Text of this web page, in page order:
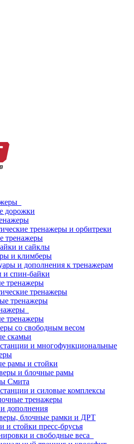
дорожки
тренажеры и орбитреки
тренажеры
и сайклы
и климберы
и дополнения к тренажерам
и спин-байки
тренажеры
тренажеры
тренажеры
тренажеры
со свободным весом
скамьи
и многофункциональные
рамы и стойки
и блочные рамы
Смита
и силовые комплексы
тренажеры
дополнения
блочные рамки и ДРТ
и стойки пресс-брусья
и свободные веса